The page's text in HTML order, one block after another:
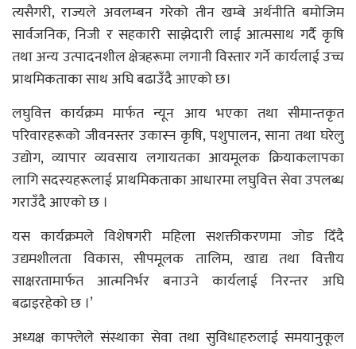
त्यसैगरी, राज्यले अवलम्बन गरेको तीन खम्बे अर्थनीति बमोजिम
सार्वजनिक, निजी र सहकारी साझेदारी लाई आत्मसाथ गर्दै कृषि
तथा अन्य उत्पादनशील क्षेत्रहरूमा लगानी विस्तार गर्ने कार्यलाई उच्च
प्राथमिकताका साथ अघि बढाउँदै आएको छ।
लघुवित्त कार्यक्रम मार्फत न्यून आय भएका तथा सीमान्तकृत
परिवारहरूको जीवनस्तर उकास्न कृषि, पशुपालन, साना तथा घरेलु
उद्योग, व्यापार व्यवसाय लगायतका आयमूलक क्रियाकलापका
लागि सदस्यहरूलाई प्राथमिकताका आधारमा लघुवित्त सेवा उपलब्ध
गराउँदै आएको छ ।
यस कार्यक्रमले विशेषगरी महिला सशक्तीकरणमा जोड दिँदै
उद्यमशीलता विकास, सीपमूलक तालिम, खाद्य तथा वित्तीय
साक्षरतामार्फत आत्मनिर्भर बनाउने कार्यलाई निरन्तर अघि
बढाइरहेको छ ।’
अध्यक्ष काफ्लेले संस्थाका सेवा तथा सुविधाहरुलाई समयानुकूल